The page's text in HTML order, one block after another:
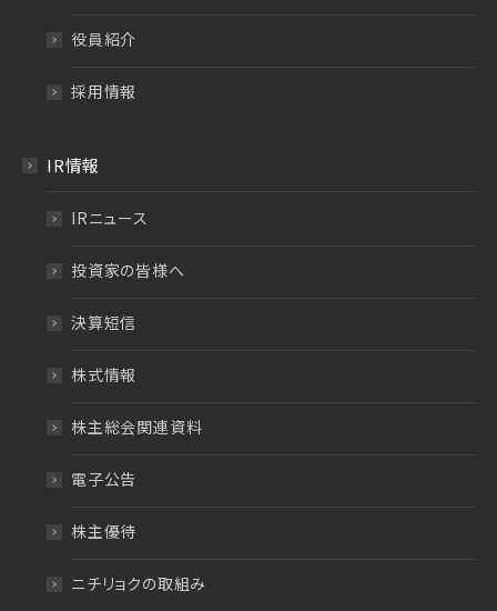
役員紹介
採用情報
IR情報
IRニュース
投資家の皆様へ
決算短信
株式情報
株主総会関連資料
電子公告
株主優待
ニチリョクの取組み